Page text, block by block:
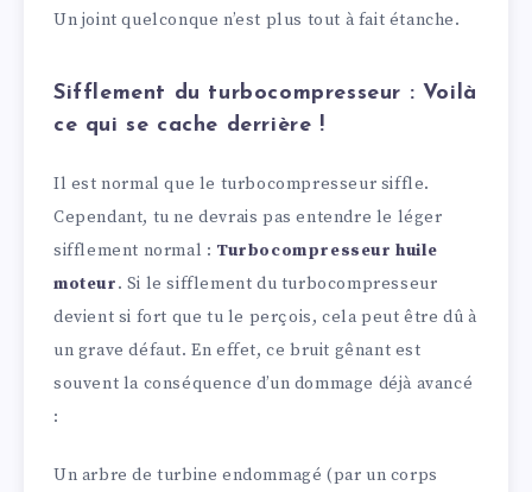
Un joint quelconque n’est plus tout à fait étanche.
Sifflement du turbocompresseur : Voilà
ce qui se cache derrière !
Il est normal que le turbocompresseur siffle.
Cependant, tu ne devrais pas entendre le léger
sifflement normal : Turbocompresseur huile
moteur. Si le sifflement du turbocompresseur
devient si fort que tu le perçois, cela peut être dû à
un grave défaut. En effet, ce bruit gênant est
souvent la conséquence d’un dommage déjà avancé
:
Un arbre de turbine endommagé (par un corps